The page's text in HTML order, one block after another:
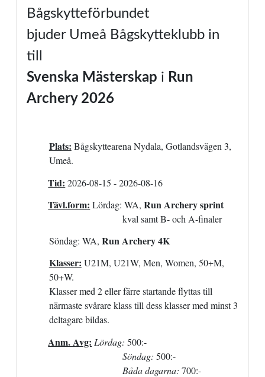
Bågskytteförbundet
bjuder Umeå Bågskytteklubb in
till
Svenska Mästerskap i Run
Archery 2026
Plats: Bågskyttearena Nydala, Gotlandsvägen 3,
Umeå.
Tid: 2026-08-15 -2026-08-16
Tävl.form: Lördag:WA,Run Archery sprint
kval samt B- och A-finaler
Söndag: WA, Run Archery 4K
Klasser: U21M, U21W, Men, Women, 50+M,
50+W.
Klasser med2 eller färre startande flyttas till
närmaste svårare klasstill dess klasser med minst 3
deltagare bildas.
Anm. Avg: Lördag: 500:-
Söndag: 500:-
Båda dagarna: 700:-